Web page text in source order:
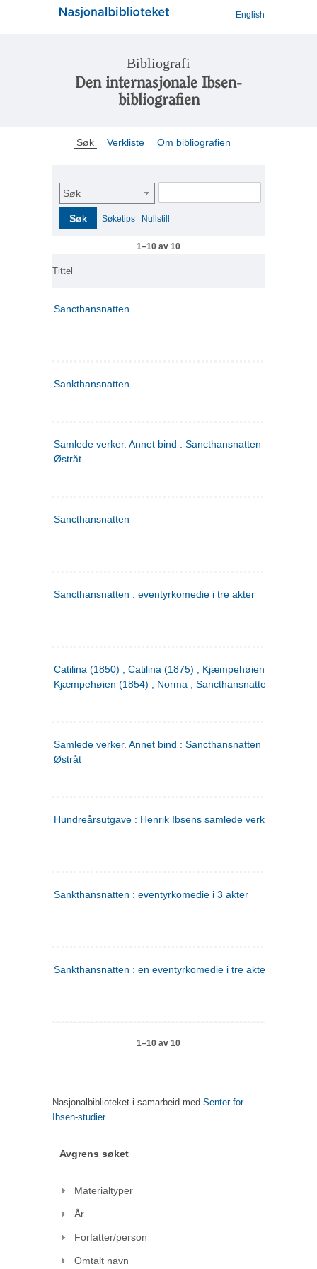
English
Bibliografi
Den internasjonale Ibsen-
bibliografien
Søk Verkliste Om bibliografien
Søk
Søk Søketips Nullstill
1–10 av 10
Tittel
Sancthansnatten
Sankthansnatten
Samlede verker. Annet bind : Sancthansnatten ; Fru Inger
Østråt
Sancthansnatten
Sancthansnatten : eventyrkomedie i tre akter
Catilina (1850) ; Catilina (1875) ; Kjæmpehøien (1850) ;
Kjæmpehøien (1854) ; Norma ; Sancthansnatten
Samlede verker. Annet bind : Sancthansnatten ; Fru Inger
Østråt
Hundreårsutgave : Henrik Ibsens samlede verker. 2
Sankthansnatten : eventyrkomedie i 3 akter
Sankthansnatten : en eventyrkomedie i tre akter
1–10 av 10
Nasjonalbiblioteket i samarbeid med Senter for
Ibsen-studier
Avgrens søket
Materialtyper
År
Forfatter/person
Omtalt navn